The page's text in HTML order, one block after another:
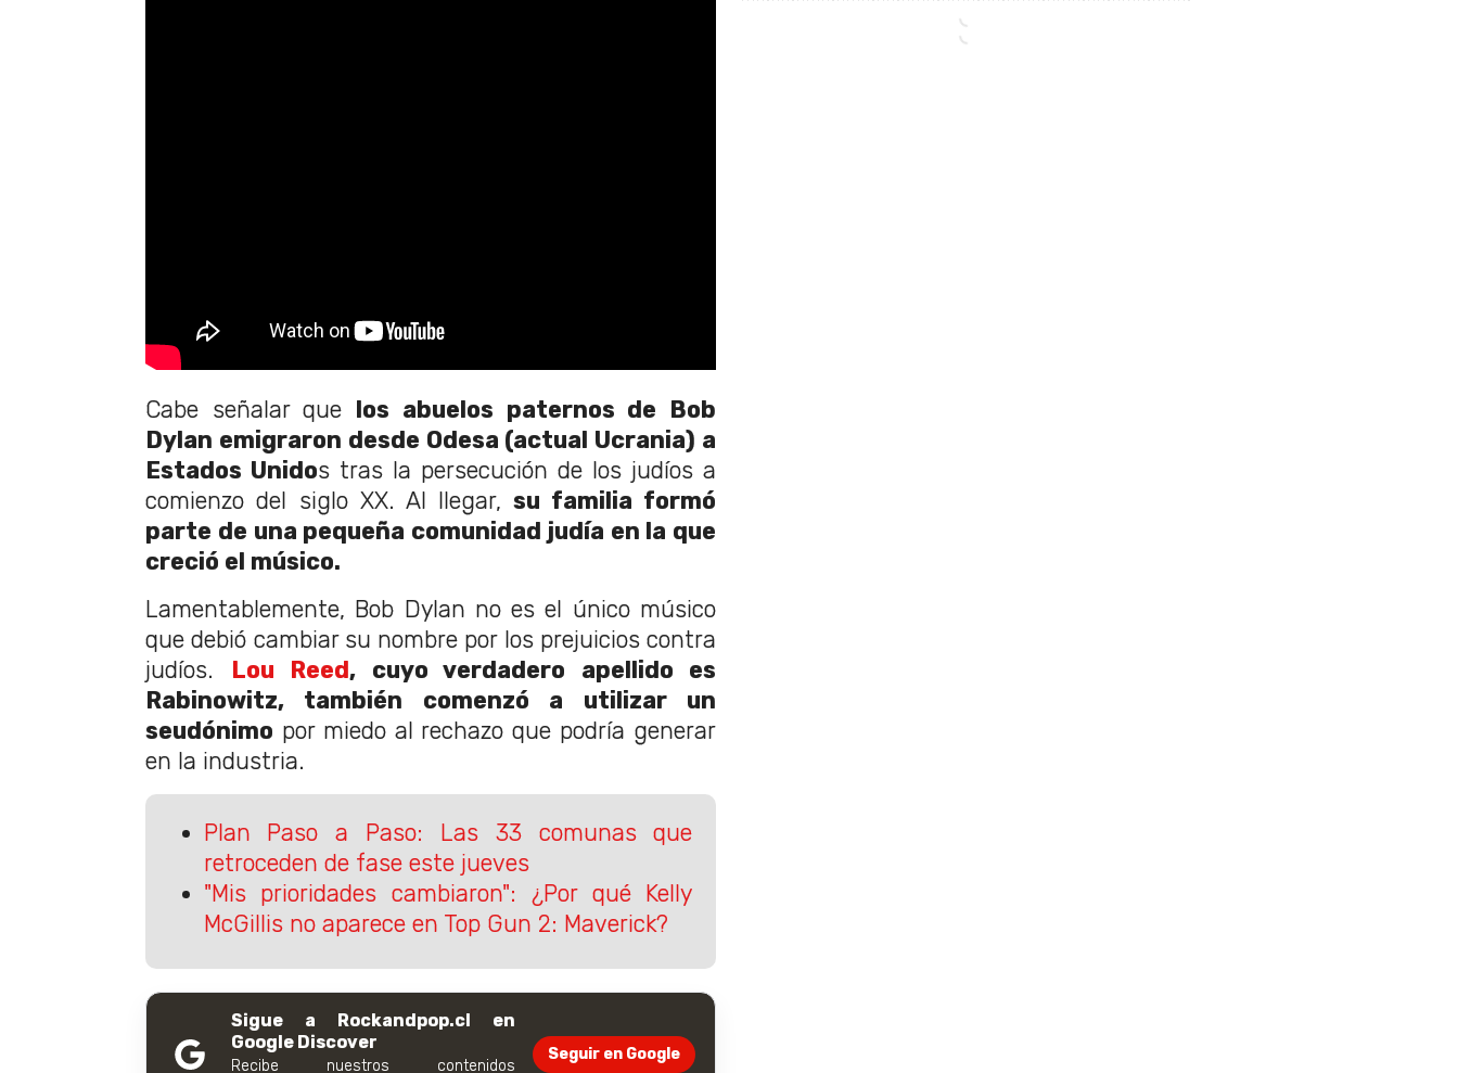
Cabe señalar que los abuelos paternos de Bob
Dylan emigraron desde Odesa (actual Ucrania) a
Estados Unidos tras la persecución de los judíos a
comienzo del siglo XX. Al llegar, su familia formó
parte de una pequeña comunidad judía en la que
creció el músico.
Lamentablemente, Bob Dylan no es el único músico
que debió cambiar su nombre por los prejuicios contra
judíos. Lou Reed, cuyo verdadero apellido es
Rabinowitz, también comenzó a utilizar un
seudónimo por miedo al rechazo que podría generar
en la industria.
Plan Paso a Paso: Las 33 comunas que
retroceden de fase este jueves
"Mis prioridades cambiaron": ¿Por qué Kelly
McGillis no aparece en Top Gun 2: Maverick?
Sigue a Rockandpop.cl en
Google Discover
Recibe nuestros contenidos
Seguir en Google